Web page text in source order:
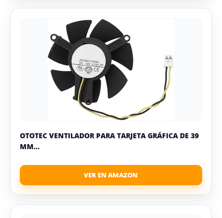
OTOTEC VENTILADOR PARA TARJETA GRÁFICA DE 39
MM...